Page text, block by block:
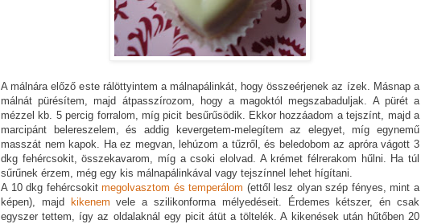
A málnára előző este rálöttyintem a málnapálinkát, hogy összeérjenek az ízek. Másnap a
málnát pürésítem, majd átpasszírozom, hogy a magoktól megszabaduljak. A pürét a
mézzel kb. 5 percig forralom, míg picit besűrűsödik. Ekkor hozzáadom a tejszínt, majd a
marcipánt belereszelem, és addig kevergetem-melegítem az elegyet, míg egynemű
masszát nem kapok. Ha ez megvan, lehúzom a tűzről, és beledobom az apróra vágott 3
dkg fehércsokit, összekavarom, míg a csoki elolvad. A krémet félrerakom hűlni. Ha túl
sűrűnek érzem, még egy kis málnapálinkával vagy tejszínnel lehet hígítani.
A 10 dkg fehércsokitmegolvasztom és temperálom (ettől lesz olyan szép fényes, mint a
képen), majd
kikenem vele a szilikonforma mélyedéseit. Érdemes kétszer, én csak
egyszer tettem, így az oldalaknál egy picit átüt a töltelék. A kikenések után hűtőben 20